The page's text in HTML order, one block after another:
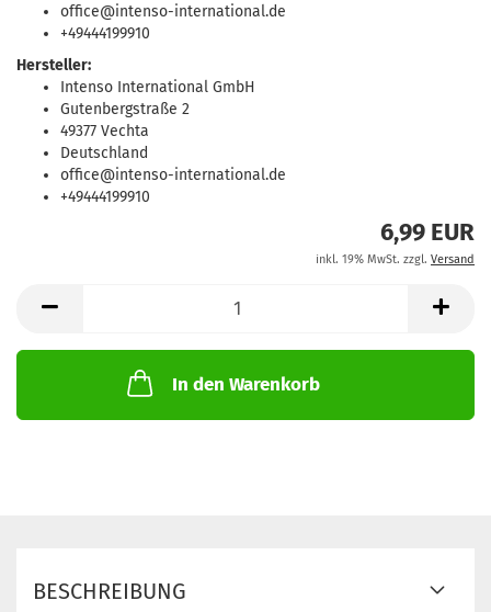
office@intenso-international.de
+49444199910
Hersteller:
Intenso International GmbH
Gutenbergstraße 2
49377 Vechta
Deutschland
office@intenso-international.de
+49444199910
6,99 EUR
inkl. 19% MwSt. zzgl. Versand
In den Warenkorb
BESCHREIBUNG